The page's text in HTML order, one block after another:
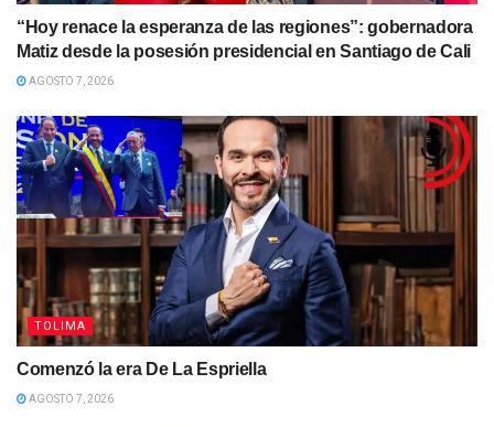
“Hoy renace la esperanza de las regiones”: gobernadora
Matiz desde la posesión presidencial en Santiago de Cali
AGOSTO 7, 2026
TOLIMA
Comenzó la era De La Espriella
AGOSTO 7, 2026